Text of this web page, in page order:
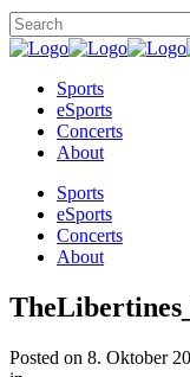
Sports
eSports
Concerts
About
Sports
eSports
Concerts
About
Posted on 8. Oktober